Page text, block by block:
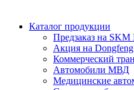
Каталог продукции
Предзаказ на SKM
Акция на Dongfeng
Коммерческий
Автомобили МВД
Медицинские